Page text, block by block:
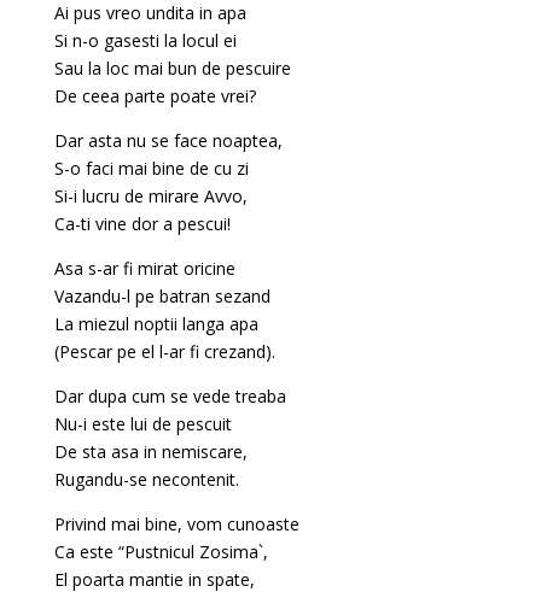
Ai pus vreo undita in apa
Si n-o gasesti la locul ei
Sau la loc mai bun de pescuire
De ceea parte poate vrei?
Dar asta nu se face noaptea,
S-o faci mai bine de cu zi
Si-i lucru de mirare Avvo,
Ca-ti vine dor a pescui!
Asa s-ar fi mirat oricine
Vazandu-l pe batran sezand
La miezul noptii langa apa
(Pescar pe el l-ar fi crezand).
Dar dupa cum se vede treaba
Nu-i este lui de pescuit
De sta asa in nemiscare,
Rugandu-se necontenit.
Privind mai bine, vom cunoaste
Ca este “Pustnicul Zosima`,
El poarta mantie in spate,